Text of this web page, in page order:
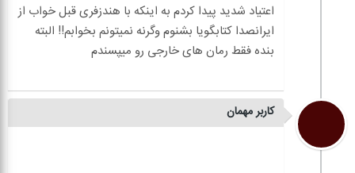
اعتیاد شدید پیدا کردم به اینکه با هندزفری قبل خواب از
ایرانصدا کتابگویا بشنوم وگرنه نمیتونم بخوابم!! البته
کاربر مهمان